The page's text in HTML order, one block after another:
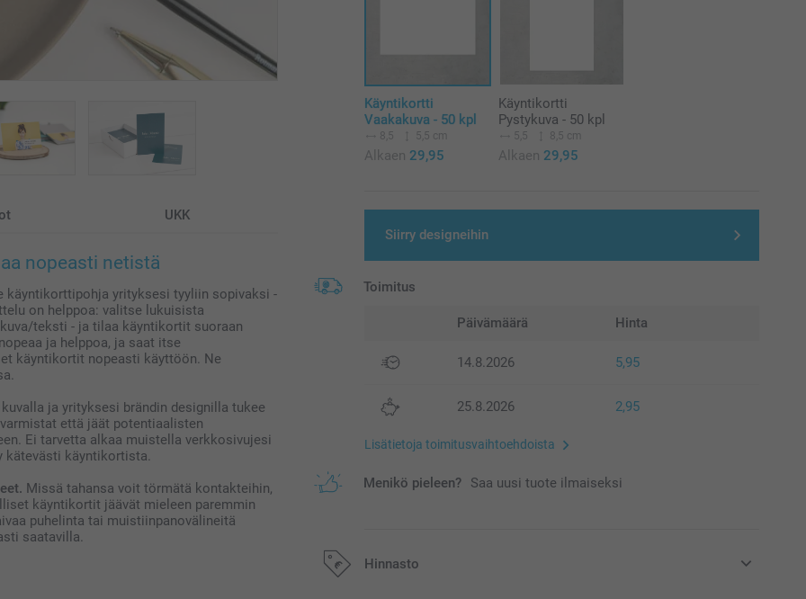
UKK
nopeasti netistä
käyntikorttipohja yrityksesi tyyliin sopivaksi -
on helppoa: valitse lukuisista
teksti - ja tilaa käyntikortit suoraan
ja helppoa, ja saat itse
käyntikortit nopeasti käyttöön. Ne
ja yrityksesi brändin designilla tukee
että jäät potentiaalisten
Ei tarvetta alkaa muistella verkkosivujesi
kätevästi käyntikortista.
Missä tahansa voit törmätä kontakteihin,
käyntikortit jäävät mieleen paremmin
puhelinta tai muistiinpanovälineitä
saatavilla.
Käyntikortti
Vaakakuva - 50 kpl
8,5 5,5 cm
Alkaen 29,95
Käyntikortti
Pystykuva - 50 kpl
5,5 8,5 cm
Alkaen 29,95
Siirry designeihin
Toimitus
Päivämäärä Hinta
14.8.2026 5,95
25.8.2026 2,95
Lisätietoja toimitusvaihtoehdoista
Menikö pieleen? Saa uusi tuote ilmaiseksi
Hinnasto